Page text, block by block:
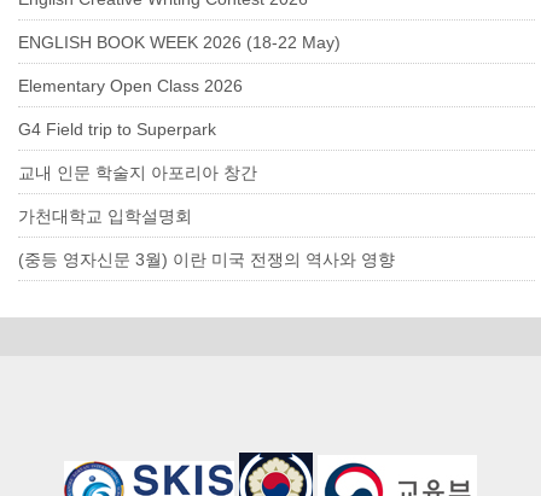
ENGLISH BOOK WEEK 2026 (18-22 May)
Elementary Open Class 2026
G4 Field trip to Superpark
교내 인문 학술지 아포리아 창간
가천대학교 입학설명회
(중등 영자신문 3월) 이란 미국 전쟁의 역사와 영향